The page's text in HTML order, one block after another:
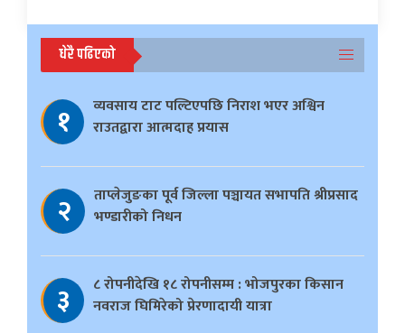
धेरै पढिएको
१
व्यवसाय टाट पल्टिएपछि निराश भएर अश्विन
राउतद्वारा आत्मदाह प्रयास
२
ताप्लेजुङका पूर्व जिल्ला पञ्चायत सभापति श्रीप्रसाद
भण्डारीको निधन
३
८ रोपनीदेखि १८ रोपनीसम्म : भोजपुरका किसान
नवराज घिमिरेको प्रेरणादायी यात्रा